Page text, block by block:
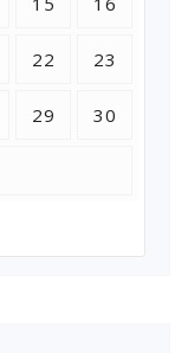
22 23
29 30